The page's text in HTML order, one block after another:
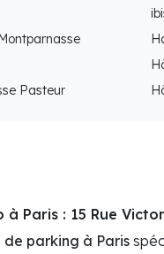
Pasteur
Paris : 15 Rue
de parking à Paris